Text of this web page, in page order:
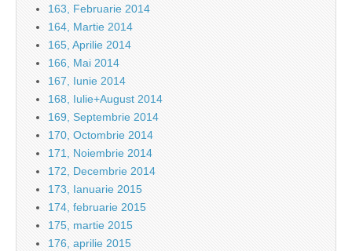
163, Februarie 2014
164, Martie 2014
165, Aprilie 2014
166, Mai 2014
167, Iunie 2014
168, Iulie+August 2014
169, Septembrie 2014
170, Octombrie 2014
171, Noiembrie 2014
172, Decembrie 2014
173, Ianuarie 2015
174, februarie 2015
175, martie 2015
176, aprilie 2015